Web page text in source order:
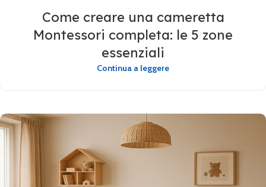
Come creare una cameretta
Montessori completa: le 5 zone
essenziali
Continua a leggere